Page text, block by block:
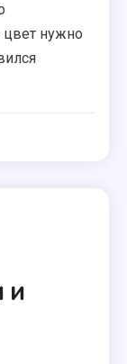
цвет нужно
и